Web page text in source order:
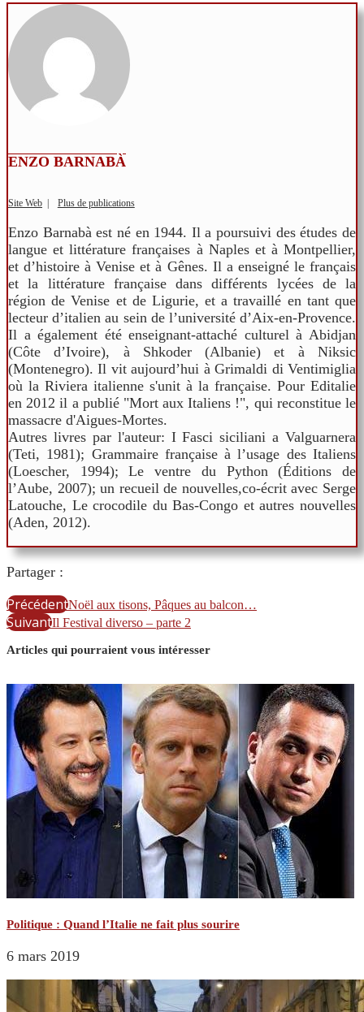
ENZO BARNABÀ
Site Web Plus de publications
Enzo Barnabà est né en 1944. Il a poursuivi des études de
langue et littérature françaises à Naples et à Montpellier,
et d’histoire à Venise et à Gênes. Il a enseigné le français
et la littérature française dans différents lycées de la
région de Venise et de Ligurie, et a travaillé en tant que
lecteur d’italien au sein de l’université d’Aix-en-Provence.
Il a également été enseignant-attaché culturel à Abidjan
(Côte d’Ivoire), à Shkoder (Albanie) et à Niksic
(Montenegro). Il vit aujourd’hui à Grimaldi di Ventimiglia
où la Riviera italienne s'unit à la française. Pour Editalie
en 2012 il a publié "Mort aux Italiens !", qui reconstitue le
massacre d'Aigues-Mortes.
Autres livres par l'auteur: I Fasci siciliani a Valguarnera
(Teti, 1981); Grammaire française à l’usage des Italiens
(Loescher, 1994); Le ventre du Python (Éditions de
l’Aube, 2007); un recueil de nouvelles,co-écrit avec Serge
Latouche, Le crocodile du Bas-Congo et autres nouvelles
(Aden, 2012).
Partager :
PrécédentNoël aux tisons, Pâques au balcon…
SuivantIl Festival diverso – parte 2
Articles qui pourraient vous intéresser
Politique : Quand l’Italie ne fait plus sourire
6 mars 2019